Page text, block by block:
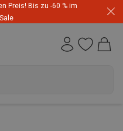
Preis! Bis zu -60 % im